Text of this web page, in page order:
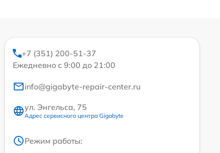
+7 (351) 200-51-37
Ежедневно с 9:00 до 21:00
info@gigabyte-repair-center.ru
ул. Энгельса, 75
Адрес сервисного центра Gigabyte
Режим работы: